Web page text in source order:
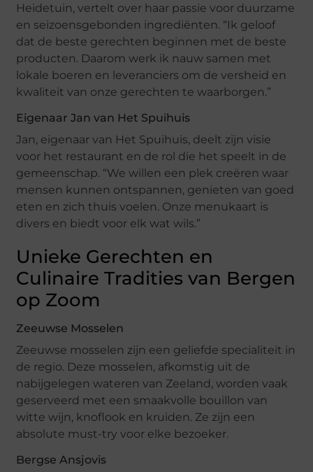
Heidetuin, vertelt over haar passie voor duurzame
en seizoensgebonden ingrediënten. “Ik geloof
dat de beste gerechten beginnen met de beste
producten. Daarom werk ik nauw samen met
lokale boeren en leveranciers om de versheid en
kwaliteit van onze gerechten te waarborgen.”
Eigenaar Jan van Het Spuihuis
Jan, eigenaar van Het Spuihuis, deelt zijn visie
voor het restaurant en de rol die het speelt in de
gemeenschap. “We willen een plek creëren waar
mensen kunnen ontspannen, genieten van goed
eten en zich thuis voelen. Onze menukaart is
divers en biedt voor elk wat wils.”
Unieke Gerechten en
Culinaire Tradities van Bergen
op Zoom
Zeeuwse Mosselen
Zeeuwse mosselen zijn een geliefde specialiteit in
de regio. Deze mosselen, afkomstig uit de
nabijgelegen wateren van Zeeland, worden vaak
geserveerd met een smaakvolle bouillon van
witte wijn, knoflook en kruiden. Ze zijn een
absolute must-try voor elke bezoeker.
Bergse Ansjovis